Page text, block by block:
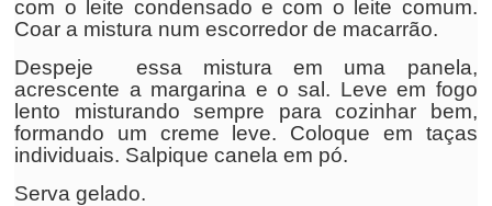
com o leite condensado e com o leite comum.
Coar a mistura num escorredor de macarrão.
Despeje essa mistura em uma panela,
acrescente a margarina e o sal. Leve em fogo
lento misturando sempre para cozinhar bem,
formando um creme leve. Coloque em taças
individuais. Salpique canela em pó.
Serva gelado.